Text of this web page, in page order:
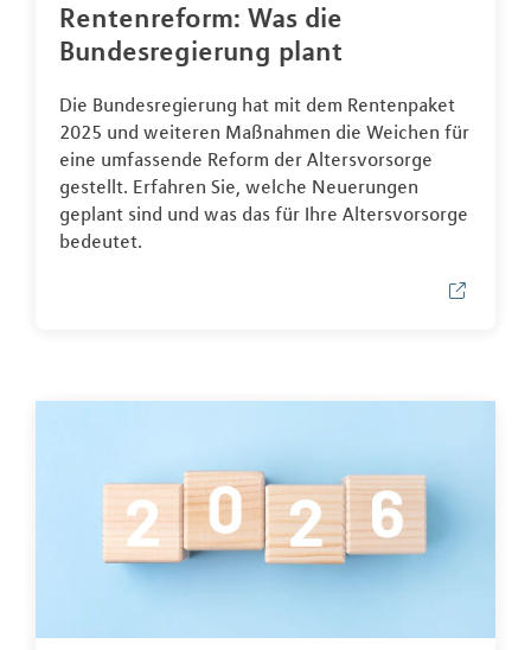
Rentenreform: Was die
Bundesregierung plant
Die Bundesregierung hat mit dem Rentenpaket
2025 und weiteren Maßnahmen die Weichen für
eine umfassende Reform der Altersvorsorge
gestellt. Erfahren Sie, welche Neuerungen
geplant sind und was das für Ihre Altersvorsorge
bedeutet.